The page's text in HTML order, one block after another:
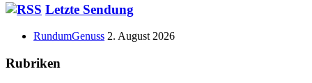
Haupt-
Seitenleiste
Letzte Sendung
RundumGenuss 2. August 2026
Rubriken